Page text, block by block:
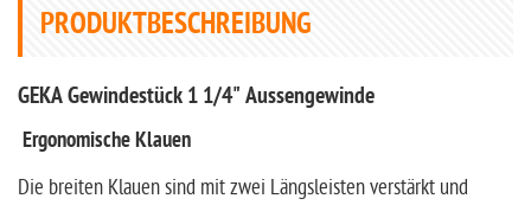
PRODUKTBESCHREIBUNG
GEKA Gewindestück 1 1/4" Aussengewinde
Ergonomische Klauen
Die breiten Klauen sind mit zwei Längsleisten verstärkt und